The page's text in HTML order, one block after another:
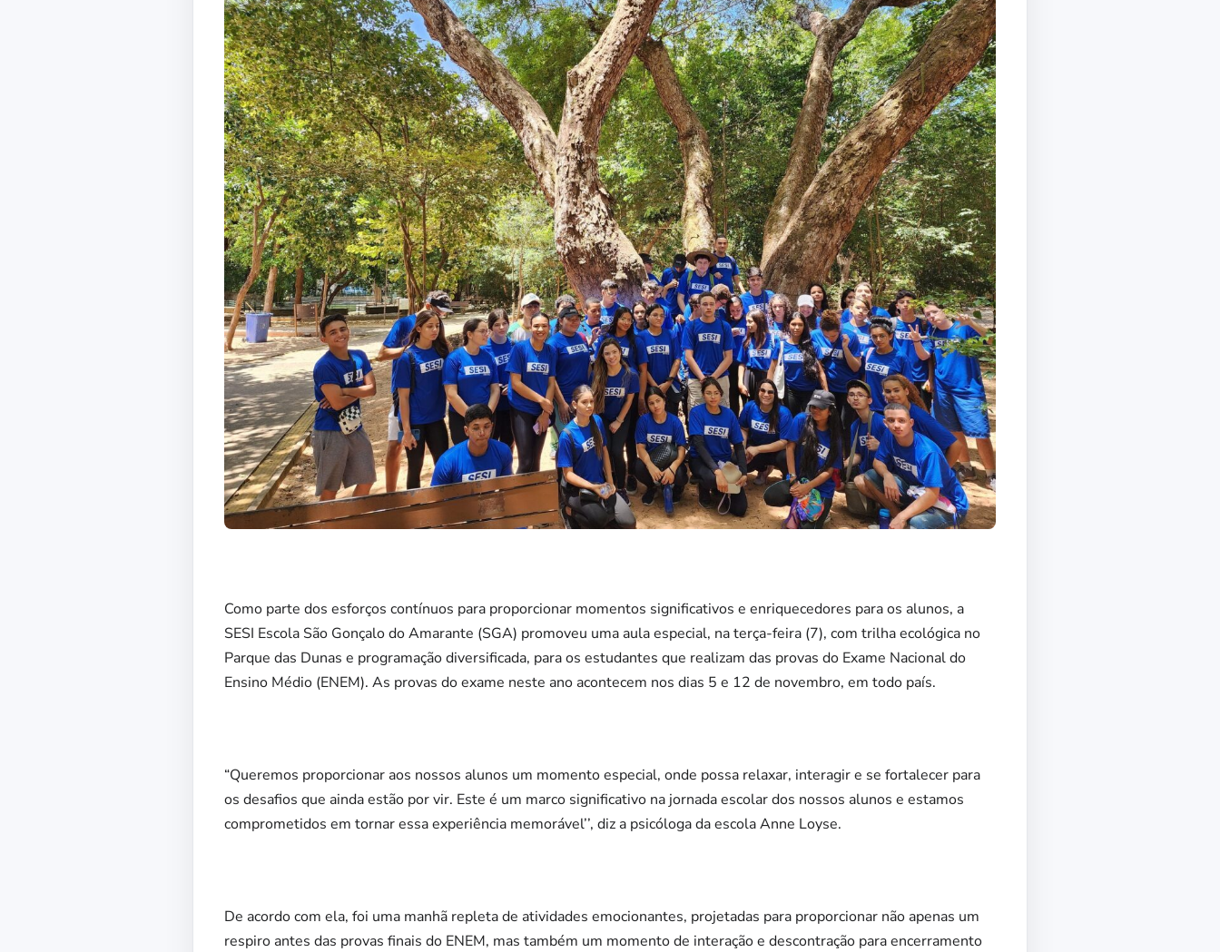
Como parte dos esforços contínuos para proporcionar momentos significativos e enriquecedores para os alunos, a
SESI Escola São Gonçalo do Amarante (SGA) promoveu uma aula especial, na terça-feira (7), com trilha ecológica no
Parque das Dunas e programação diversificada, para os estudantes que realizam das provas do Exame Nacional do
Ensino Médio (ENEM). As provas do exame neste ano acontecem nos dias 5 e 12 de novembro, em todo país.
“Queremos proporcionar aos nossos alunos um momento especial, onde possa relaxar, interagir e se fortalecer para
os desafios que ainda estão por vir. Este é um marco significativo na jornada escolar dos nossos alunos e estamos
comprometidos em tornar essa experiência memorável’’, diz a psicóloga da escola Anne Loyse.
De acordo com ela, foi uma manhã repleta de atividades emocionantes, projetadas para proporcionar não apenas um
respiro antes das provas finais do ENEM, mas também um momento de interação e descontração para encerramento